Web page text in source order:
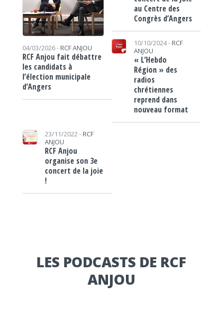
04/03/2026 - RCF ANJOU
RCF Anjou fait débattre
les candidats à
l’élection municipale
d’Angers
au Centre des
Congrès d’Angers
10/10/2024 - RCF
ANJOU
« L’Hebdo
Région » des
radios
chrétiennes
reprend dans
nouveau format
23/11/2022 - RCF
ANJOU
RCF Anjou
organise son 3e
concert de la joie
!
LES PODCASTS DE RCF
ANJOU